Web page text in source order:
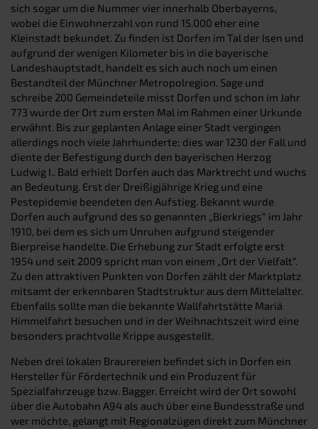
sich sogar um die Nummer vier innerhalb Oberbayerns,
wobei die Einwohnerzahl von rund 15.000 eher eine
Kleinstadt bekundet. Zu finden ist Dorfen im Tal der Isen und
aufgrund der wenigen Kilometer bis in die bayerische
Landeshauptstadt, handelt es sich auch noch um einen
Bestandteil der Münchner Metropolregion. Sage und
schreibe 200 Gemeindeteile misst Dorfen und schon im Jahr
773 wurde der Ort zum ersten Mal im Rahmen einer Urkunde
erwähnt. Bis zur geplanten Anlage einer Stadt vergingen
allerdings noch viele Jahrhunderte: dies war 1230 der Fall und
diente der Befestigung durch den bayerischen Herzog
Ludwig I.. Bald erhielt Dorfen auch das Marktrecht und wuchs
an Bedeutung. Erst der Dreißigjährige Krieg und eine
Pestepidemie beendeten den Aufstieg. Bekannt wurde
Dorfen auch aufgrund des so genannten „Bierkriegs“ im Jahr
1910, bei dem es sich um Unruhen aufgrund steigender
Bierpreise handelte. Die Erhebung zur Stadt erfolgte erst
1954 und seit 2009 spricht man von einem „Ort der Vielfalt“.
Zu den attraktiven Punkten von Dorfen zählt der Marktplatz
mitsamt der erkennbaren Stadtstruktur aus dem Mittelalter.
Ebenfalls sollte man die bekannte Wallfahrtstätte Mariä
Himmelfahrt besuchen und in der Weihnachtszeit wird eine
besonders prachtvolle Krippe ausgestellt.
Neben drei lokalen Braurereien befindet sich in Dorfen ein
Hersteller für Fördertechnik und ein Produzent für
Spezialfahrzeuge bzw. Bagger. Erreicht wird der Ort sowohl
über die Autobahn A94 als auch über eine Bundesstraße und
wer möchte, gelangt mit Regionalzügen direkt zum Münchner